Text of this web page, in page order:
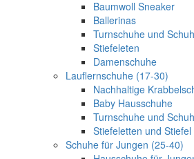
Baumwoll Sneaker
Ballerinas
Turnschuhe und
Stiefeleten
Damenschuhe
Lauflernschuhe (17-30)
Nachhaltige
Baby Hausschuhe
Turnschuhe und
Stiefeletten und Stiefel
Schuhe für Jungen (25-40)